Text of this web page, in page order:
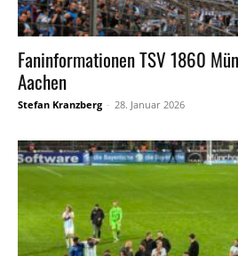
Faninformationen TSV 1860
Aachen
Stefan Kranzberg - 28. Januar 2026